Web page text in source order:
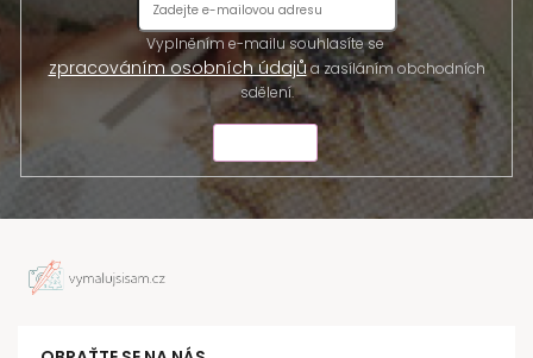
Vyplněním e-mailu souhlasíte se
zpracováním osobních údajůa zasíláním obchodních
sdělení.